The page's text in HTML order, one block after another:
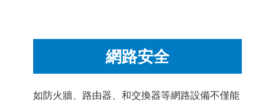
網路安全
如防火牆、路由器、和交換器等網路設備不僅能